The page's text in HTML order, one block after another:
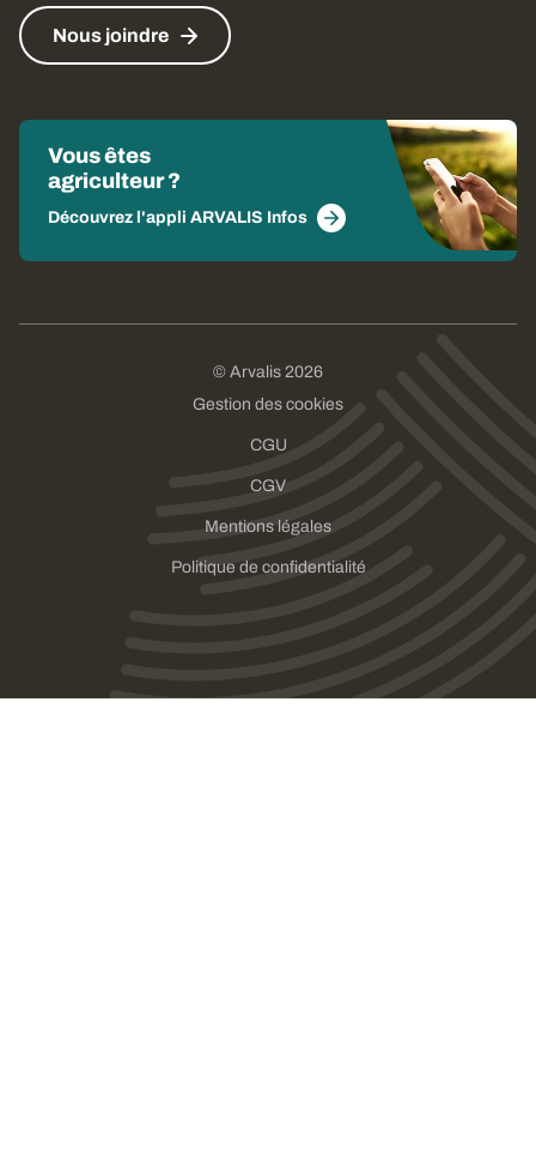
Nous joindre
Vous êtes
agriculteur ?
Découvrez l'appli ARVALIS Infos
© Arvalis 2026
Gestion des cookies
CGU
CGV
Mentions légales
Politique de confidentialité